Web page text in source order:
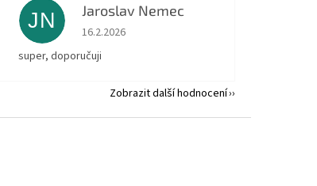
JN Jaroslav Nemec
Hodnocení obchodu je 5 z 5 hvězdiček.
16.2.2026
super, doporučuji
Zobrazit další hodnocení